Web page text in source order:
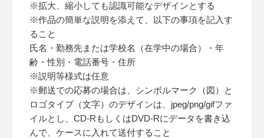
※拡大、縮小しても認識可能なデザインとする
※作品の簡単な説明を添えて、以下の事項を記入す
ること
氏名・勤務先または学校名（在学中の場合）・年
齢・性別・電話番号・住所
※説明等様式は任意
※郵送での応募の場合は、シンボルマーク（図）と
ロゴタイプ（文字）のデザインは、jpeg/png/gifファ
イルとし、CD-RもしくはDVD-Rにデータを書き込
んで、ケースに入れて送付すること